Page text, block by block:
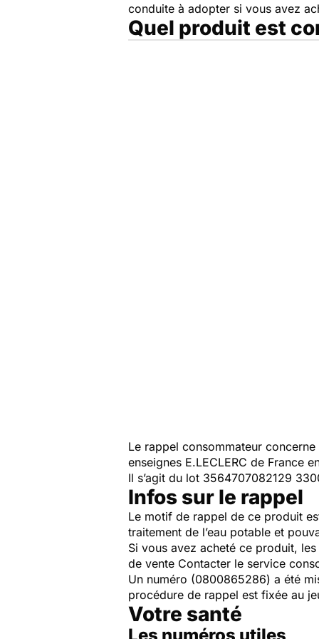
conduite à adopter si vous avez
Quel produit est
Le rappel consommateur concerne
enseignes E.LECLERC de France
Il s’agit du lot 3564707082129
Infos sur le rappel
Le motif de rappel de ce produit
traitement de l’eau potable et
Si vous avez acheté ce produit,
de vente Contacter le service
Un numéro (0800865286) a été
procédure de rappel est fixée au
Votre santé